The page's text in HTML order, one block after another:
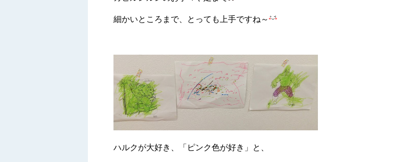
細かいところまで、とっても上手ですね～
ハルクが大好き、「ピンク色が好き」と、